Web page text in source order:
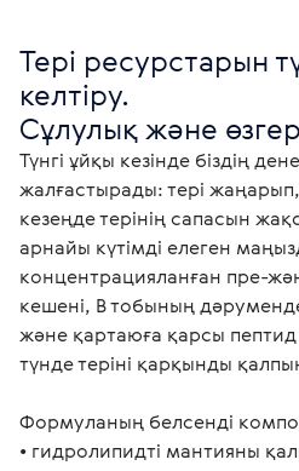
Тері ресурстарын
келтіру.
Сұлулық және
Түнгі ұйқы кезінде біздің
жалғастырады: тері
кезеңде терінің сапасын
арнайы күтімді елеген
концентрацияланған пре-
кешені, В тобының
және қартаюға қарсы
түнде теріні қарқынды
Формуланың белсенді
• гидролипидті мантияны